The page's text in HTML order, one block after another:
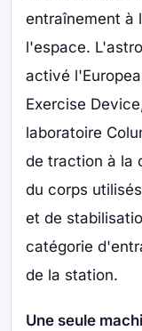
entraînement à
l'espace.
activé
Exercise
laboratoire
de traction à la
du corps
et de
catégorie
de la station.
Une seule